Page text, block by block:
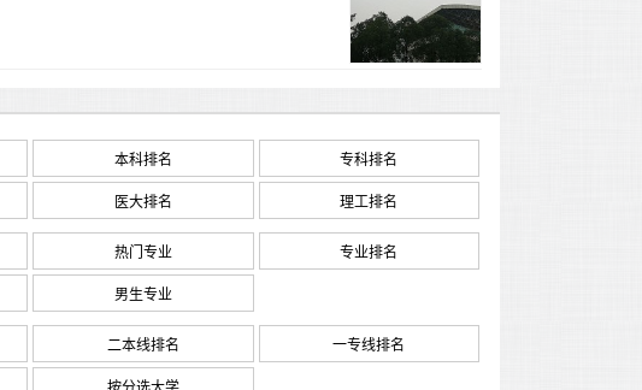
本科排名 专科排名
医大排名 理工排名
热门专业 专业排名
男生专业
二本线排名 一专线排名
按分选大学